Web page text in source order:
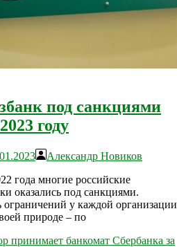
под санкциями
году
Александр Новиков
года многие российские
оказались под санкциями.
у каждой организации
природе – по